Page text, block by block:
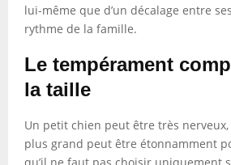
lui-même que d’un décalage entre
rythme de la famille.
Le tempérament
la taille
Un petit chien peut être très
plus grand peut être étonnamment